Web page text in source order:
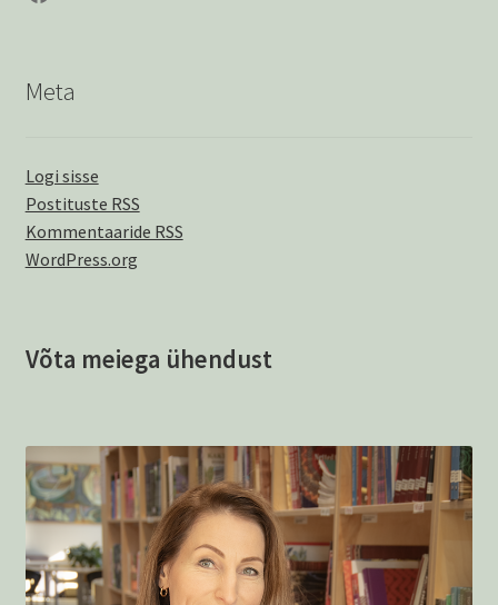
Meta
Logi sisse
Postituste RSS
Kommentaaride RSS
WordPress.org
Võta meiega ühendust